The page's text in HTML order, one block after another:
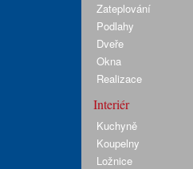
Zateplování
Podlahy
Dveře
Okna
Realizace
Interiér
Kuchyně
Koupelny
Ložnice